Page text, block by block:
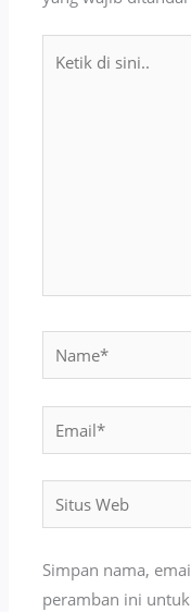
Name*
Situs
Web
Simpan nama,
peramban ini